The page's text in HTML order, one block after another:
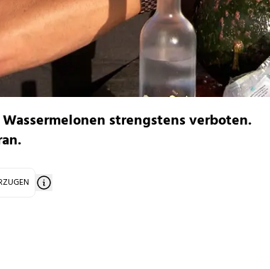
strengstens verboten.